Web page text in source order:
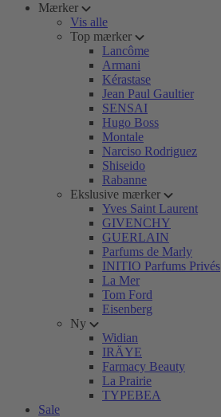
Mærker
Vis alle
Top mærker
Lancôme
Armani
Kérastase
Jean Paul Gaultier
SENSAI
Hugo Boss
Montale
Narciso Rodriguez
Shiseido
Rabanne
Ekslusive mærker
Yves Saint Laurent
GIVENCHY
GUERLAIN
Parfums de Marly
INITIO Parfums Privés
La Mer
Tom Ford
Eisenberg
Ny
Widian
IRÄYE
Farmacy Beauty
La Prairie
TYPEBEA
Sale